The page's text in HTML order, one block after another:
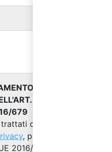
DEI DATI
13 DEL
679
come indicato
, predisposta ai
2016/679